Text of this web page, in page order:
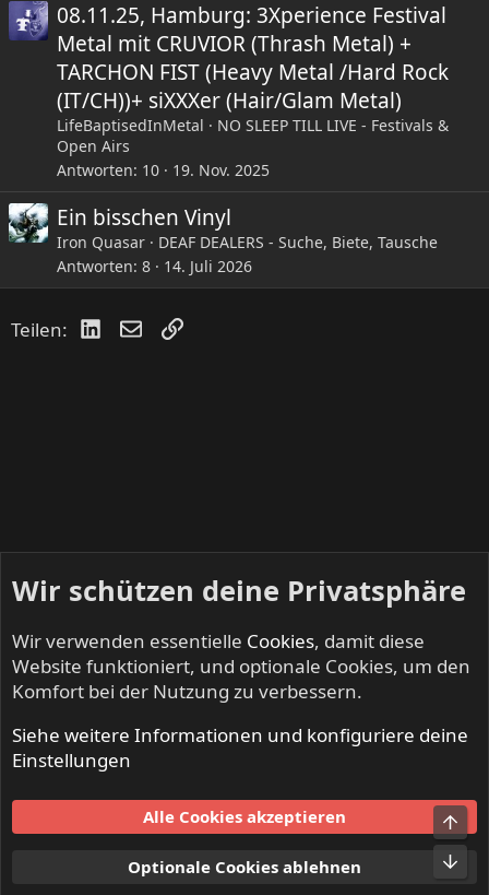
08.11.25, Hamburg: 3Xperience Festival
Metal mit CRUVIOR (Thrash Metal) +
TARCHON FIST (Heavy Metal /Hard Rock
(IT/CH))+ siXXXer (Hair/Glam Metal)
LifeBaptisedInMetal
NO SLEEP TILL LIVE - Festivals &
Open Airs
Antworten 10 19. Nov. 2025
Ein bisschen Vinyl
Iron Quasar
DEAF DEALERS - Suche, Biete, Tausche
Antworten 8 14. Juli 2026
Teilen: LinkedIn
E-MailLink
NO SLEEP TILL LIVE - Festivals & Open Airs
Nutzungsbedingungen
Datenschutz
S
Wir schützen deine Privatsphäre
Wir verwenden essentielle Cookies, damit diese
Website funktioniert, und optionale Cookies, um den
Komfort bei der Nutzung zu verbessern.
Siehe weitere Informationen und konfiguriere deine
Einstellungen
Alle Cookies akzeptieren
Optionale Cookies ablehnen